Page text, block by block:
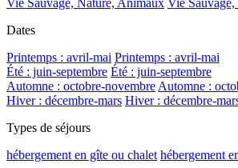
Vie Sauvage, Nature, Animaux Vie
Dates
Printemps : avril-mai Printemps : avril-mai
Été : juin-septembre Été : juin-septembre
Automne : octobre-novembreAutomne :
Hiver : décembre-mars Hiver : décembre-
Types de séjours
hébergement en gîte ou chalet hébergement